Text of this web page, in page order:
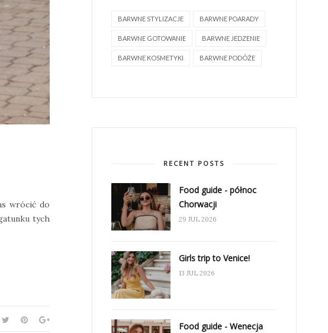
wrócić do
tych
BARWNE STYLIZACJE BARWNE POARADY
BARWNE GOTOWANIE BARWNE JEDZENIE
BARWNE KOSMETYKI BARWNE PODÓŻE
RECENT POSTS
Food guide - północ
Chorwacji
29 JUL 2026
Girls trip to Venice!
13 JUL 2026
Food guide - Wenecja